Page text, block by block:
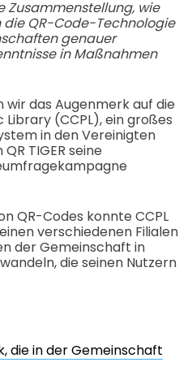
Zusammenstellung, wie
QR-Code-Technologie
genauer
in Maßnahmen
das Augenmerk auf die
(CCPL), ein großes
in den Vereinigten
TIGER seine
QR-Codes konnte CCPL
verschiedenen Filialen
der Gemeinschaft in
die seinen Nutzern
die in der Gemeinschaft